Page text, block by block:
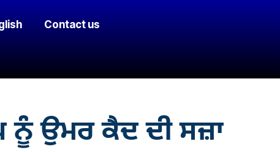
Contact us
ਨੂੰ ਉਮਰ ਕੈਦ ਦੀ ਸਜ਼ਾ